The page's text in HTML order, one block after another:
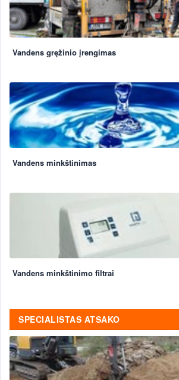
Vandens gręžinio įrengimas
Vandens minkštinimas
Vandens minkštinimo filtrai
SPECIALISTAS ATSAKO